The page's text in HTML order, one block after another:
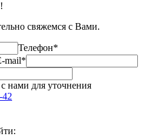
свяжемся с Вами.
Телефон*
mail*
нами для уточнения
42